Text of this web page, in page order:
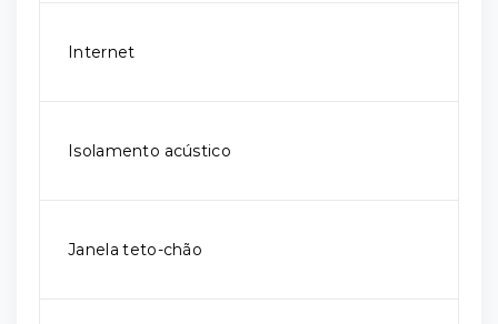
Internet
Isolamento acústico
Janela teto-chão